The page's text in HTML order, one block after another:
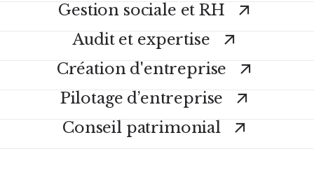
Gestion sociale et RH
Audit et expertise
Création d'entreprise
Pilotage d’entreprise
Conseil patrimonial